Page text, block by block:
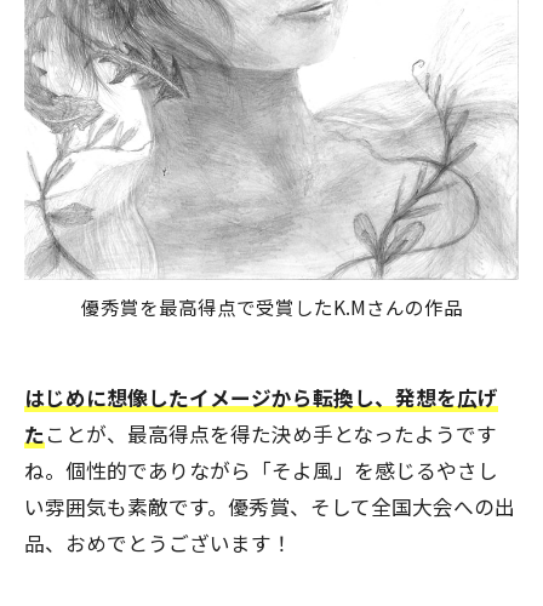
優秀賞を最高得点で受賞したK.Mさんの作品
はじめに想像したイメージから転換し、発想を広げ
たことが、最高得点を得た決め手となったようです
ね。個性的でありながら「そよ風」を感じるやさし
い雰囲気も素敵です。優秀賞、そして全国大会への出
品、おめでとうございます！